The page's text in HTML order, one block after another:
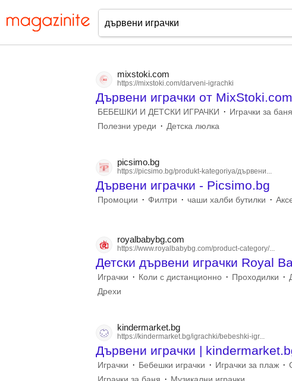
mixstoki.com
https://mixstoki.com/darveni-igrachki
Дървени играчки от MixStoki.com
БЕБЕШКИ И ДЕТСКИ ИГРАЧКИ · Играчки за баня
Полезни уреди · Детска люлка
picsimo.bg
https://picsimo.bg/produkt-kategoriya/дървени...
Дървени играчки - Picsimo.bg
Промоции · Филтри · чаши халби бутилки ·
royalbabybg.com
https://www.royalbabybg.com/product-category/...
Детски дървени играчки Royal
Играчки · Коли с дистанционно · Проходилки ·
Дрехи
kindermarket.bg
https://kindermarket.bg/igrachki/bebeshki-igr...
Дървени играчки |
Играчки · Бебешки играчки · Играчки за плаж ·